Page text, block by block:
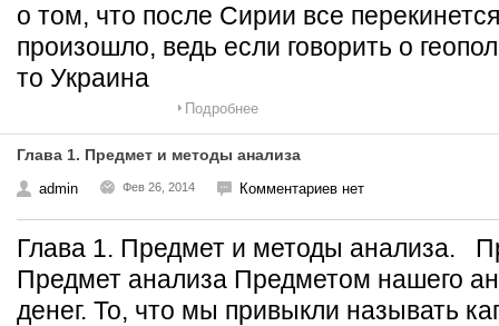
о том, что после Сирии все
произошло, ведь если говорить о
то Украина
Подробнее
Глава 1. Предмет и методы анализа
admin Фев 26, 2014 Комментариев нет
Глава 1. Предмет и методы анализа.
Предмет анализа Предметом нашего
денег. То, что мы привыкли называть